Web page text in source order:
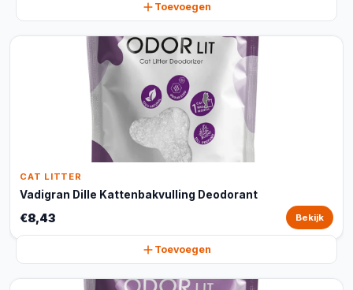
Toevoegen
CAT LITTER
Vadigran Dille Kattenbakvulling Deodorant
€8,43 Bekijk
Toevoegen